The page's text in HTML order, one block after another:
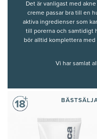
Det är vanligast med
creme passar bra till en
aktiva ingredienser som
till porerna och samtidigt
bör alltid komplettera med
Vi har samlat